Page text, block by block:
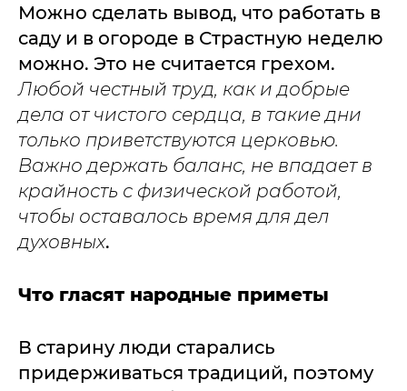
Можно сделать вывод, что работать в
саду и в огороде в Страстную неделю
можно. Это не считается грехом.
Любой честный труд, как и добрые
дела от чистого сердца, в такие дни
только приветствуются церковью.
Важно держать баланс, не впадает в
крайность с физической работой,
чтобы оставалось время для дел
духовных.
Что гласят народные приметы
В старину люди старались
придерживаться традиций, поэтому